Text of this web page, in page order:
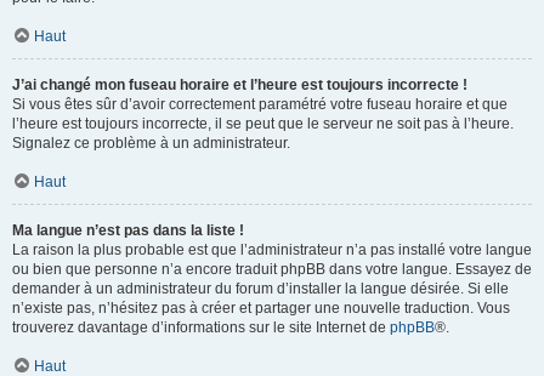
Haut
J’ai changé mon fuseau horaire et l’heure est toujours incorrecte !
Si vous êtes sûr d’avoir correctement paramétré votre fuseau horaire et que
l’heure est toujours incorrecte, il se peut que le serveur ne soit pas à l’heure.
Signalez ce problème à un administrateur.
Haut
Ma langue n’est pas dans la liste !
La raison la plus probable est que l’administrateur n’a pas installé votre langue
ou bien que personne n’a encore traduit phpBB dans votre langue. Essayez de
demander à un administrateur du forum d’installer la langue désirée. Si elle
n’existe pas, n’hésitez pas à créer et partager une nouvelle traduction. Vous
trouverez davantage d’informations sur le site Internet de phpBB®.
Haut